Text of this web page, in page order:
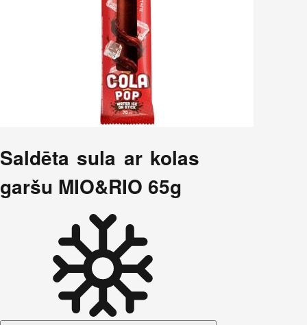
Saldēta sula ar kolas
garšu MIO&RIO 65g